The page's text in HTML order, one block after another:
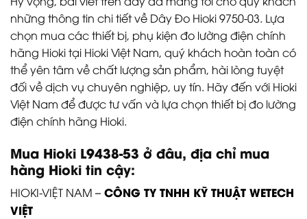
những thông tin chi tiết về Dây Đo Hioki 9750-03. Lựa
chọn mua các thiết bị, phụ kiện đo lường điện chính
hãng Hioki tại Hioki Việt Nam, quý khách hoàn toàn có
thể yên tâm về chất lượng sản phẩm, hài lòng tuyệt
đối về dịch vụ chuyên nghiệp, uy tín. Hãy đến với Hioki
Việt Nam để được tư vấn và lựa chọn thiết bị đo lường
điện chính hãng Hioki.
Mua Hioki L9438-53 ở đâu, địa chỉ mua
hàng Hioki tin cậy:
HIOKI-VIỆT NAM – CÔNG TY TNHH KỸ THUẬT WETECH
VIỆT